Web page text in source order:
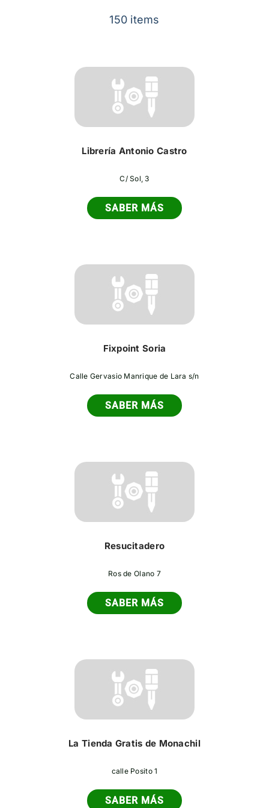
150 items
Librería Antonio Castro
C/ Sol, 3
SABER MÁS
Fixpoint Soria
Calle Gervasio Manrique de Lara s/n
SABER MÁS
Resucitadero
Ros de Olano 7
SABER MÁS
La Tienda Gratis de Monachil
calle Posito 1
SABER MÁS